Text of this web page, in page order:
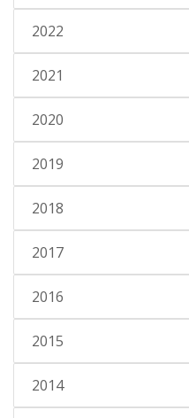
2022
2021
2020
2019
2018
2017
2016
2015
2014